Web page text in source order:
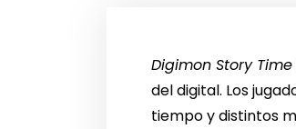
Digimon Story
del digital. Los
tiempo y distintos